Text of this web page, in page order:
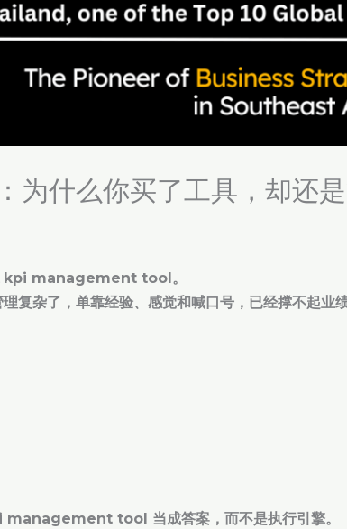
什么你买了工具，却还是
kpi management tool。
杂了，单靠经验、感觉和喊口号，已经撑不起业绩
management tool 当成答案，而不是执行引擎。